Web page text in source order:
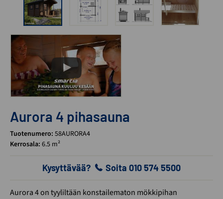
Aurora 4 pihasauna
Tuotenumero: 58AURORA4
Kerrosala: 6.5 m²
Kysyttävää? Soita 010 574 5500
Aurora 4 on tyyliltään konstailematon mökkipihan